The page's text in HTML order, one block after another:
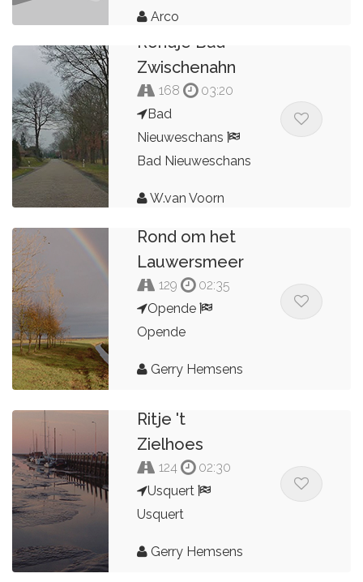
Arco
Rondje Bad
Zwischenahn
168
03:20
Bad
Nieuweschans
Bad Nieuweschans
W.van Voorn
Rond om het
Lauwersmeer
129
02:35
Opende
Opende
Gerry Hemsens
Ritje 't
Zielhoes
124
02:30
Usquert
Usquert
Gerry Hemsens
Promotor